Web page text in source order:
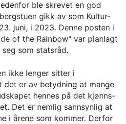
ble skrevet en god
gikk av som Kultur-
juni, i 2023. Denne posten i
of the Rainbow" var planlagt
som statsråd.
ikke lenger sitter i
det er av betydning at mange
hennes på det kjønns-
Det er nemlig sannsynlig at
i årene som kommer. Derfor